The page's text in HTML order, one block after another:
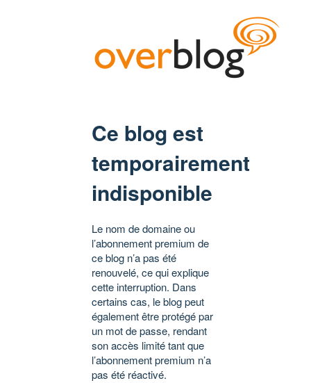
Ce blog est
temporairement
indisponible
Le nom de domaine ou
l’abonnement premium de
ce blog n’a pas été
renouvelé, ce qui explique
cette interruption. Dans
certains cas, le blog peut
également être protégé par
un mot de passe, rendant
son accès limité tant que
l’abonnement premium n’a
pas été réactivé.